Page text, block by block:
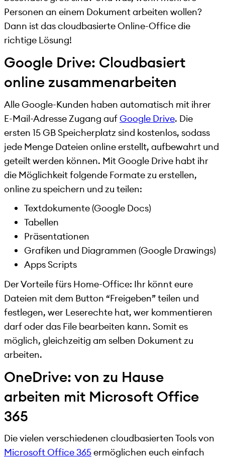
Personen an einem Dokument arbeiten wollen?
Dann ist das cloudbasierte Online-Office die
richtige Lösung!
Google Drive: Cloudbasiert
online zusammenarbeiten
Alle Google-Kunden haben automatisch mit ihrer
E-Mail-Adresse Zugang aufGoogle Drive. Die
ersten 15 GB Speicherplatz sind kostenlos, sodass
jede Menge Dateien online erstellt, aufbewahrt und
geteilt werden können. Mit Google Drive habt ihr
die Möglichkeit folgende Formate zu erstellen,
online zu speichern und zu teilen:
Textdokumente (Google Docs)
Tabellen
Präsentationen
Grafiken und Diagrammen (Google Drawings)
Apps Scripts
Der Vorteile fürs Home-Office: Ihr könnt eure
Dateien mit dem Button “Freigeben” teilen und
festlegen, wer Leserechte hat, wer kommentieren
darf oder das File bearbeiten kann. Somit es
möglich, gleichzeitig am selben Dokument zu
arbeiten.
OneDrive: von zu Hause
arbeiten mit Microsoft Office
365
Die vielen verschiedenen cloudbasierten Tools von
Microsoft Office 365ermöglichen euch einfach